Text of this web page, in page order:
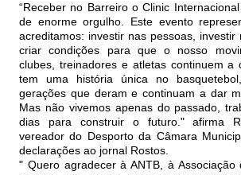
“Receber no Barreiro o Clinic
de enorme orgulho. Este evento
acreditamos: investir nas pessoas, investir
criar condições para que o nosso
clubes, treinadores e atletas continuem a
tem uma história única no
gerações que deram e continuam a dar
Mas não vivemos apenas do passado,
dias para construir o futuro." afirma
vereador do Desporto da Câmara
declarações ao jornal Rostos.
" Quero agradecer à ANTB, à Associação